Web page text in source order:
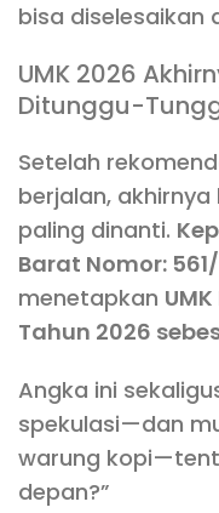
bisa diselesaikan
UMK 2026
Ditunggu-
Setelah
berjalan,
paling dinanti.
Barat Nomor:
menetapkan
Tahun 2026
Angka ini
spekulasi—dan
warung
depan?”